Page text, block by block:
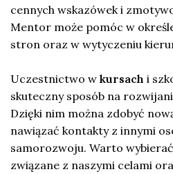
cennych wskazówek i
Mentor może pomóc w
stron oraz w wytyczeniu
Uczestnictwo w kursach i
skuteczny sposób na
Dzięki nim można zdobyć
nawiązać kontakty z innymi
samorozwoju. Warto
związane z naszymi celami